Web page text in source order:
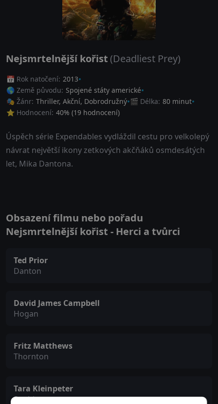
Nejsmrtelnější kořist (Deadliest Prey)
📅 Rok natočení: 2013
🌎 Země původu: Spojené státy americké
🎭 Žánr: Thriller, Akční, Dobrodružný 🎬 Délka: 80 minut
⭐ Hodnocení: 40% (19 hodnocení)
Úspěch série Expendables vydláždil cestu pro velkolepý
návrat největší ikony zetkových akčňáků osmdesátých
let, Mika Dantona.
Obsazení filmu nebo pořadu
Nejsmrtelnější kořist - Herci a tvůrci
Ted Prior
Danton
David James Campbell
Hogan
Fritz Matthews
Thornton
Tara Kleinpeter
Sophia